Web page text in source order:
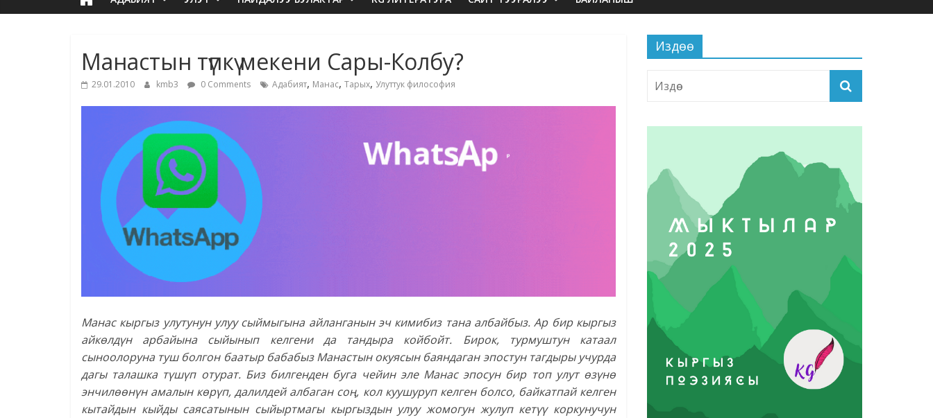
Манастын түпкү мекени Сары-Колбу?
29.01.2010 kmb3 0 Comments Адабият, Манас, Тарых, Улуттук философия
Манас кыргыз улутунун улуу сыймыгына айланганын эч кимибиз тана албайбыз. Ар бир кыргыз
айкөлдүн арбайына сыйынып келгени да тандыра койбойт. Бирок, турмуштун катаал
сыноолоруна туш болгон баатыр бабабыз Манастын окуясын баяндаган эпостун тагдыры учурда
дагы талашка түшүп отурат. Биз билгенден буга чейин эле Манас эпосун бир топ улут өзүнө
энчилөөнүн амалын көрүп, далилдей албаган соң, кол куушуруп келген болсо, байкатпай келген
кытайдын кыйды саясатынын сыйыртмагы кыргыздын улуу жомогун жулуп кетүү коркунучун
Издөө